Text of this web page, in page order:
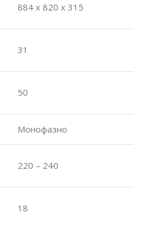
884 x 820 x 315
31
50
Монофазно
220 – 240
18